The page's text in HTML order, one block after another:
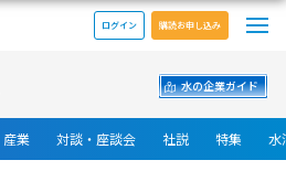
日本水道新聞 電子版
ログイン 購読お申し込み
水の企業ガイド
産業 対談・座談会 社説 特集 水